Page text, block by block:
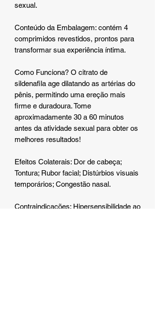
sexual.
Conteúdo da Embalagem: contém 4
comprimidos revestidos, prontos para
transformar sua experiência íntima.
Como Funciona? O citrato de
sildenafila age dilatando as artérias do
pênis, permitindo uma ereção mais
firme e duradoura. Tome
aproximadamente 30 a 60 minutos
antes da atividade sexual para obter os
melhores resultados!
Efeitos Colaterais: Dor de cabeça;
Tontura; Rubor facial; Distúrbios visuais
temporários; Congestão nasal.
Contraindicações: Hipersensibilidade ao